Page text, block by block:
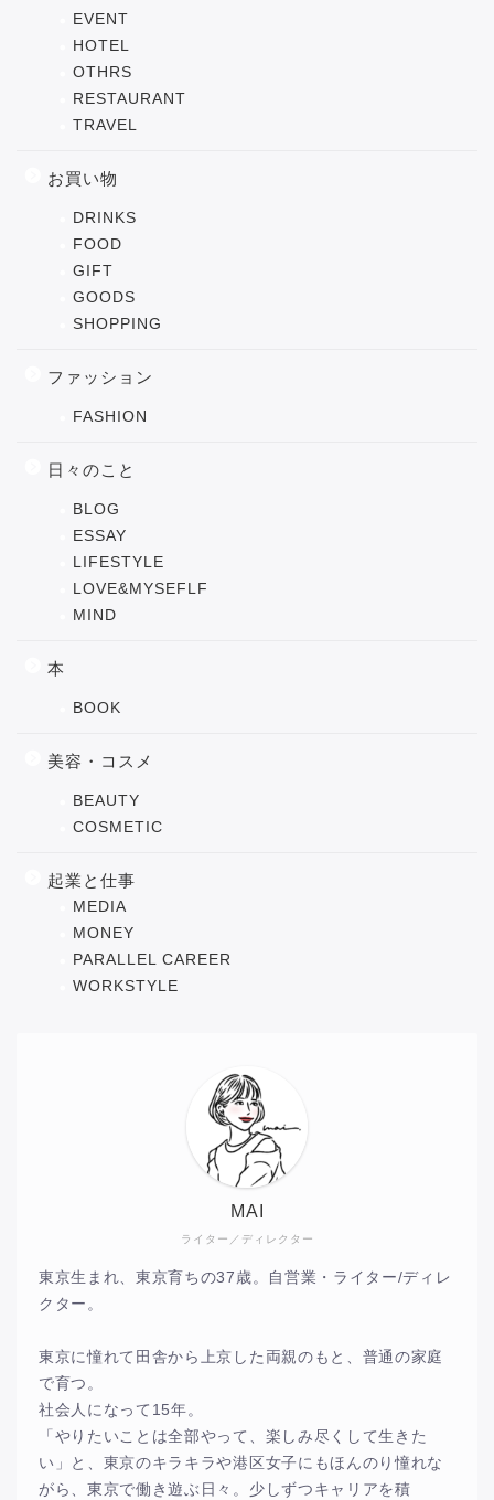
EVENT
HOTEL
OTHRS
RESTAURANT
TRAVEL
お買い物
DRINKS
FOOD
GIFT
GOODS
SHOPPING
ファッション
FASHION
日々のこと
BLOG
ESSAY
LIFESTYLE
LOVE&MYSEFLF
MIND
本
BOOK
美容・コスメ
BEAUTY
COSMETIC
起業と仕事
MEDIA
MONEY
PARALLEL CAREER
WORKSTYLE
ライター／ディレクター
MAI
東京生まれ、東京育ちの37歳。自営業・ライター/ディレ
クター。
東京に憧れて田舎から上京した両親のもと、普通の家庭
で育つ。
社会人になって15年。
「やりたいことは全部やって、楽しみ尽くして生きた
い」と、東京のキラキラや港区女子にもほんのり憧れな
がら、東京で働き遊ぶ日々。少しずつキャリアを積